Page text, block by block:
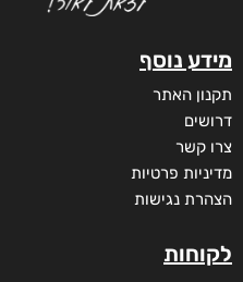
מידע נוסף
תקנון האתר
דרושים
צרו קשר
מדיניות פרטיות
הצהרת נגישות
לקוחות